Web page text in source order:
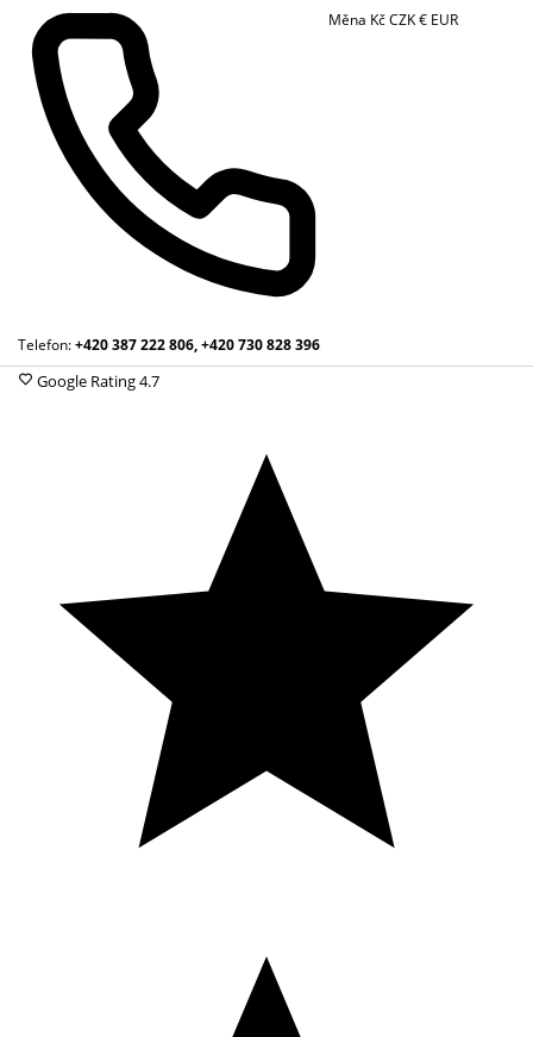
Telefon:+420 387 222 806, +420 730 828 396
Měna KčCZK€ EUR
Google Rating4.7